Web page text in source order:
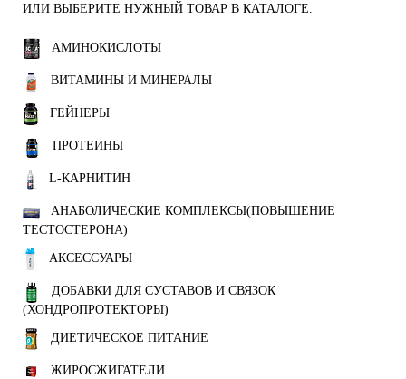
ИЛИ ВЫБЕРИТЕ НУЖНЫЙ ТОВАР В КАТАЛОГЕ.
АМИНОКИСЛОТЫ
ВИТАМИНЫ И МИНЕРАЛЫ
ГЕЙНЕРЫ
ПРОТЕИНЫ
L-КАРНИТИН
АНАБОЛИЧЕСКИЕ КОМПЛЕКСЫ(ПОВЫШЕНИЕ
ТЕСТОСТЕРОНА)
АКСЕССУАРЫ
ДОБАВКИ ДЛЯ СУСТАВОВ И СВЯЗОК
(ХОНДРОПРОТЕКТОРЫ)
ДИЕТИЧЕСКОЕ ПИТАНИЕ
ЖИРОСЖИГАТЕЛИ